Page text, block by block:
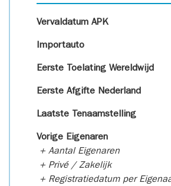
Vervaldatum APK
Importauto
Eerste Toelating Wereldwijd
Eerste Afgifte Nederland
Laatste Tenaamstelling
Vorige Eigenaren
+ Aantal Eigenaren
+ Privé / Zakelijk
+ Registratiedatum per